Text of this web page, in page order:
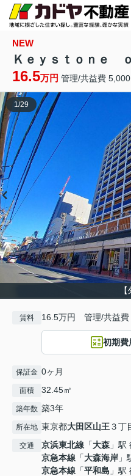
NEW
Ｋｅｙｓｔｏｎｅ
16.5万円 管理/共益費 5,000
1/29
賃料 16.5万円 管理/共益費
初期費
保証金 0ヶ月
面積 32.45㎡
築年数 築3年
所在地 東京都大田区山王３丁
交通 京浜東北線 「大森 」駅
京急本線 「大森海岸 」
京急本線 「平和島 」駅